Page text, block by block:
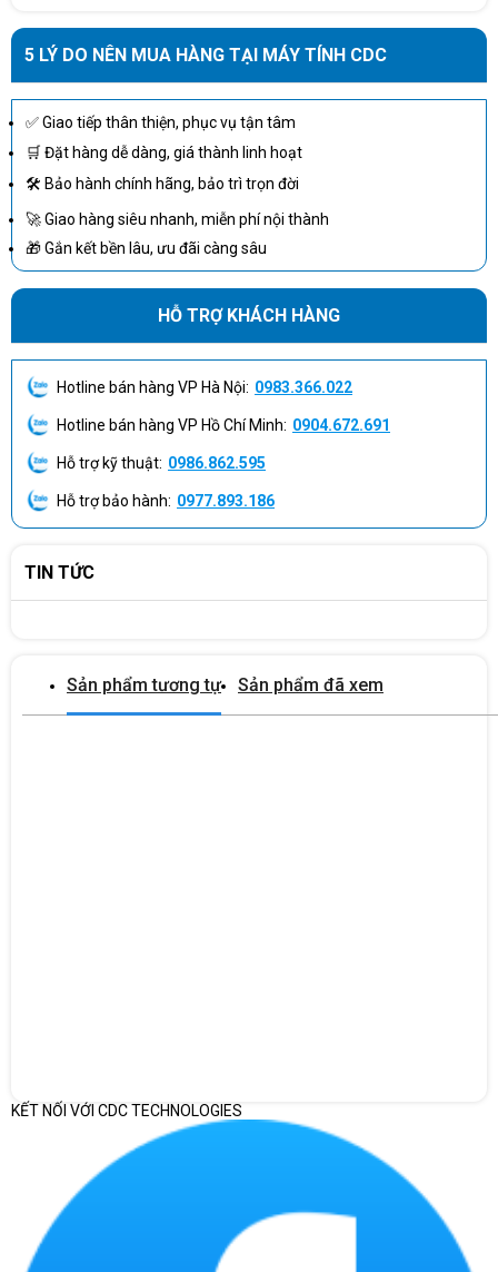
5 LÝ DO NÊN MUA HÀNG TẠI MÁY TÍNH CDC
✅ Giao tiếp thân thiện, phục vụ tận tâm
🛒 Đặt hàng dễ dàng, giá thành linh hoạt
🛠 Bảo hành chính hãng, bảo trì trọn đời
🚀 Giao hàng siêu nhanh, miễn phí nội thành
🎁 Gắn kết bền lâu, ưu đãi càng sâu
HỖ TRỢ KHÁCH HÀNG
Hotline bán hàng VP Hà Nội: 0983.366.022
Hotline bán hàng VP Hồ Chí Minh: 0904.672.691
Hỗ trợ kỹ thuật: 0986.862.595
Hỗ trợ bảo hành: 0977.893.186
TIN TỨC
Sản phẩm tương tự Sản phẩm đã xem
KẾT NỐI VỚI CDC TECHNOLOGIES